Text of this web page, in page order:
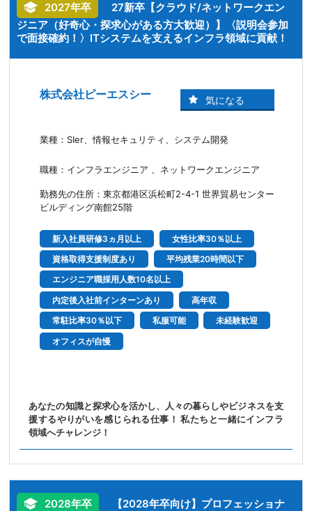
2027年卒
27新卒【クラウド/ネットワークエン
ジニア（好奇心・探求心がある方大歓迎）】〈説明会参加
で面接確約！〉ITシステムを支えるインフラ領域に貢献！
株式会社ピーエスシー
業種：SIer、情報セキュリティ、システム開発
職種：インフラエンジニア 、ネットワークエンジニア
勤務先の住所：東京都港区浜松町2-4-1 世界貿易センター
ビルディング南館25階
新入社員研修3ヵ月以上
女性比率30％以上
資格取得支援制度あり
平均残業20時間以下
エンジニア職採用人数10名以上
内定後入社前インターンあり
高年収
常駐比率30％以下
私服可能
未経験歓迎
オフィスが自慢
あなたの知識と探求心を活かし、人々の暮らしやビジネスを支
援するやりがいを感じられる仕事！ 私たちと一緒にインフラ
領域へチャレンジ！
2028年卒
【2028年卒向け】プロフェッショナ